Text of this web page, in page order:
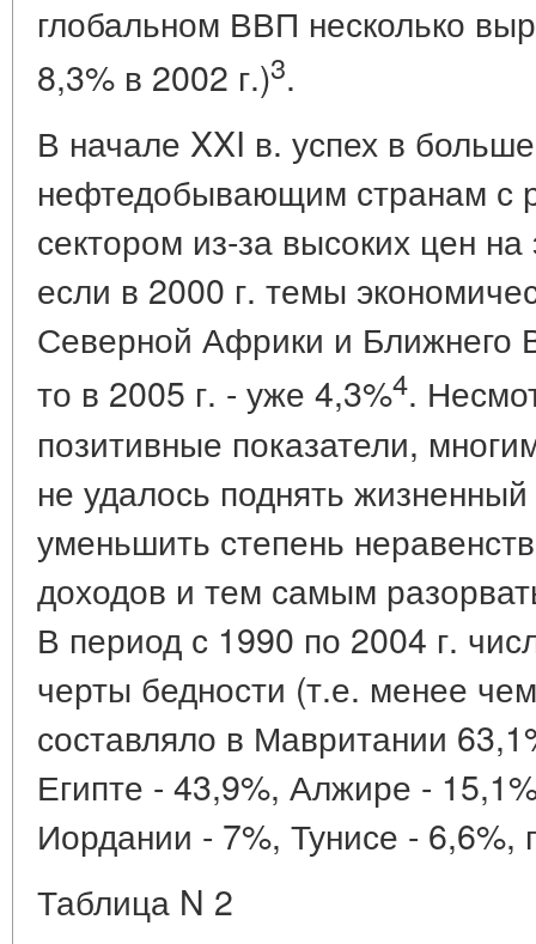
глобальном ВВП несколько
8,3% в 2002 г.)3.
В начале XXI в. успех в
нефтедобывающим странам с
сектором из-за высоких цен
если в 2000 г. темы
Северной Африки и Ближнего
то в 2005 г. - уже 4,3%4.
позитивные показатели,
не удалось поднять
уменьшить степень
доходов и тем самым
В период с 1990 по 2004 г.
черты бедности (т.е. менее
составляло в Мавритании
Египте - 43,9%, Алжире -
Иордании - 7%, Тунисе - 6,6%,
Таблица N 2